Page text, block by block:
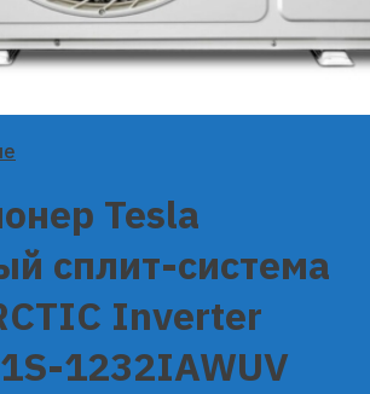
Tesla
сплит-система
Inverter
1232IAWUV